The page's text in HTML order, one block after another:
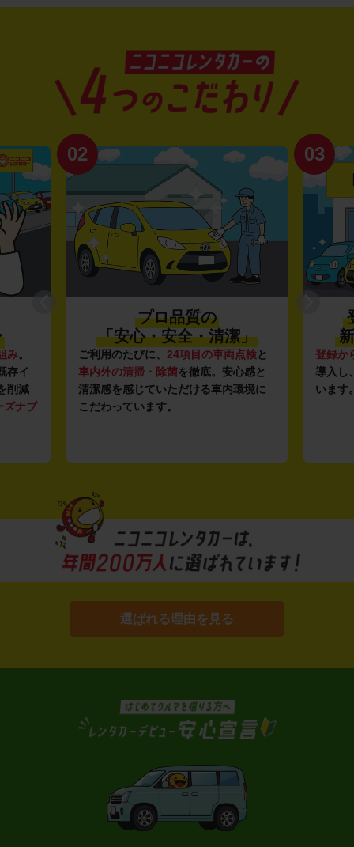
み。
存イ
削減
ズナブ
02
プロ品質の
「安心・安全・清潔」
ご利用のたびに、 24項目の車両点検と
車内外の清掃・除菌を徹底。安心感と
清潔感を感じていただける車内環境に
こだわっています。
03
登録か
導入し
います
選ばれる理由を見る